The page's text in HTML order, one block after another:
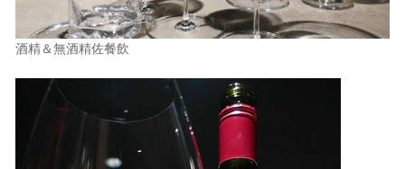
酒精＆無酒精佐餐飲